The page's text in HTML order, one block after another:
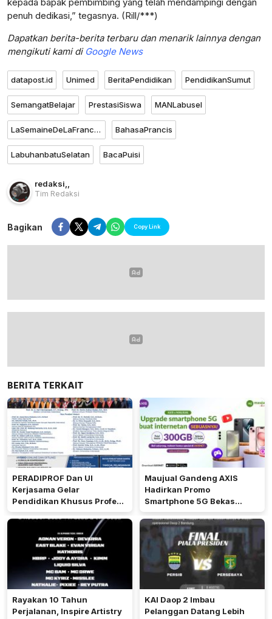
penuh dedikasi,” tegasnya. (Rill/***)
Dapatkan berita-berita terbaru dan menarik lainnya dengan
mengikuti kami di Google News
datapost.id Unimed BeritaPendidikan PendidikanSumut
SemangatBelajar PrestasiSiswa MANLabusel
LaSemaineDeLaFrancophonie BahasaPrancis
LabuhanbatuSelatan BacaPuisi
redaksi
Tim Redaksi
Bagikan Copy Link
BERITA TERKAIT
PERADIPROF Dan UI
Kerjasama Gelar
Pendidikan Khusus Profesi
Advokat
Maujual Gandeng AXIS
Hadirkan Promo
Smartphone 5G Bekas
dengan Bonus Kuota
Rayakan 10 Tahun
Perjalanan, Inspire Artistry
KAI Daop 2 Imbau
Pelanggan Datang Lebih